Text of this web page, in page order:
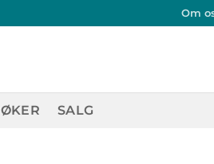
Om
SALG